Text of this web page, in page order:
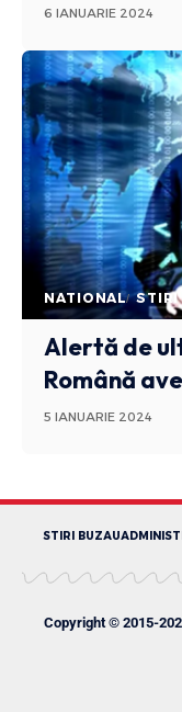
6 IANUARIE 2024
NATIONAL STIRI
Alertă de
Română
5 IANUARIE 2024
STIRI BUZAU
Copyright © 2015-